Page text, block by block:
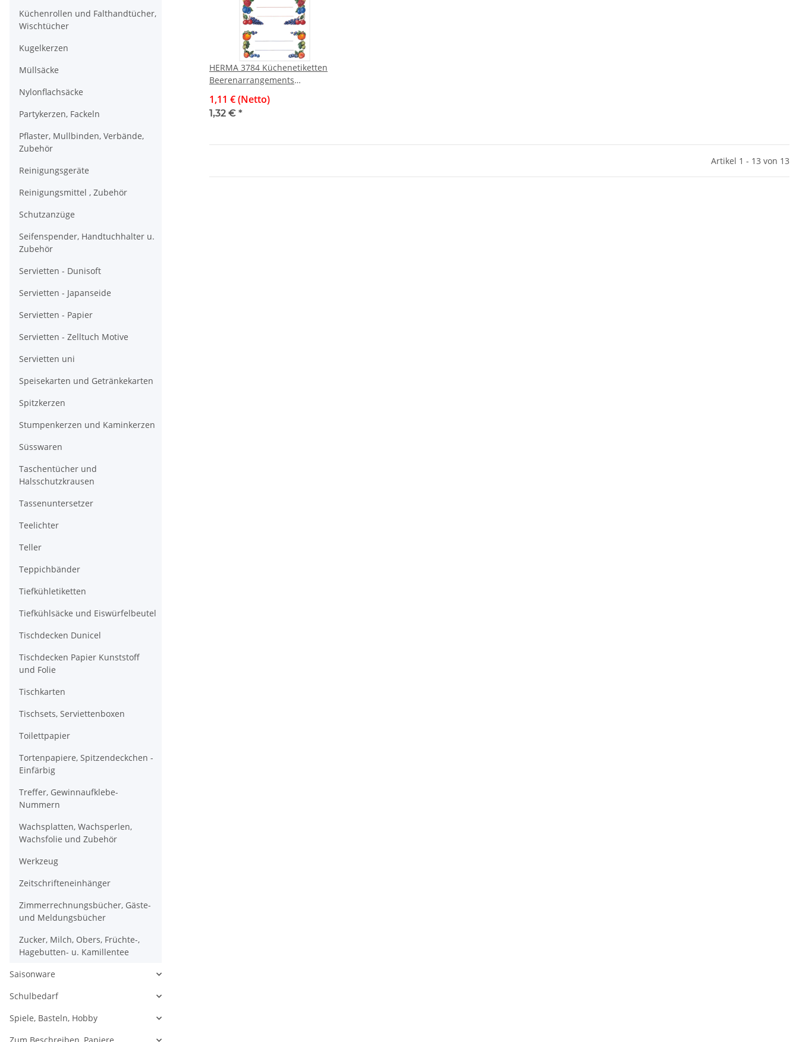
HERMA 3784 Küchenetiketten
Beerenarrangements
1,11 € (Netto)
1,32 € *
Artikel 1 - 13 von 13
Küchenrollen und Falthandtücher,
Wischtücher
Kugelkerzen
Müllsäcke
Nylonflachsäcke
Partykerzen, Fackeln
Pflaster, Mullbinden, Verbände,
Zubehör
Reinigungsgeräte
Reinigungsmittel , Zubehör
Schutzanzüge
Seifenspender, Handtuchhalter u.
Zubehör
Servietten - Dunisoft
Servietten - Japanseide
Servietten - Papier
Servietten - Zelltuch Motive
Servietten uni
Speisekarten und Getränkekarten
Spitzkerzen
Stumpenkerzen und Kaminkerzen
Süsswaren
Taschentücher und
Halsschutzkrausen
Tassenuntersetzer
Teelichter
Teller
Teppichbänder
Tiefkühletiketten
Tiefkühlsäcke und Eiswürfelbeutel
Tischdecken Dunicel
Tischdecken Papier Kunststoff
und Folie
Tischkarten
Tischsets, Serviettenboxen
Toilettpapier
Tortenpapiere, Spitzendeckchen -
Einfärbig
Treffer, Gewinnaufklebe-
Nummern
Wachsplatten, Wachsperlen,
Wachsfolie und Zubehör
Werkzeug
Zeitschrifteneinhänger
Zimmerrechnungsbücher, Gäste-
und Meldungsbücher
Zucker, Milch, Obers, Früchte-,
Hagebutten- u. Kamillentee
Saisonware
Schulbedarf
Spiele, Basteln, Hobby